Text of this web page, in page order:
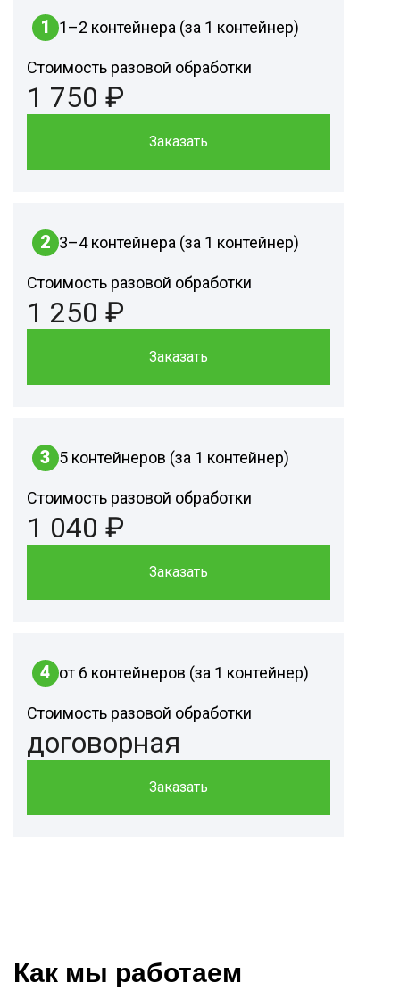
1 1–2 контейнера (за 1 контейнер)
Стоимость разовой обработки
1 750 ₽
Заказать
2 3–4 контейнера (за 1 контейнер)
Стоимость разовой обработки
1 250 ₽
Заказать
3 5 контейнеров (за 1 контейнер)
Стоимость разовой обработки
1 040 ₽
Заказать
4 от 6 контейнеров (за 1 контейнер)
Стоимость разовой обработки
договорная
Заказать
Как мы работаем